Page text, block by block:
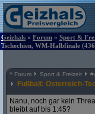
Geizhals » Forum » Sport &
Tschechien, WM-Halbfinale
^ Forum Sport & Freizeit #
Fußball: Österreich-
Nanu, noch gar kein
bleibt auf bis 1:45?